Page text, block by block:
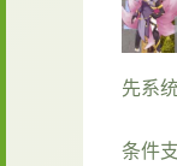
先系
条件